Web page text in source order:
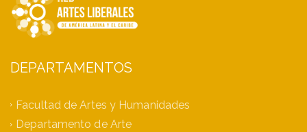
DEPARTAMENTOS
Facultad de Artes y Humanidades
Departamento de Arte